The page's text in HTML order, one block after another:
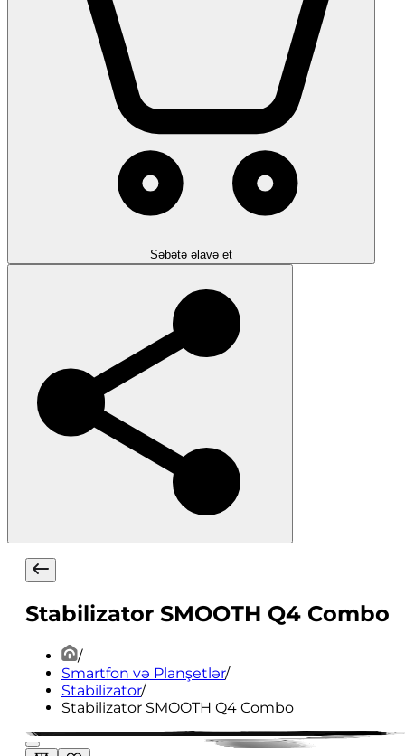
Səbətə əlavə et
Stabilizator SMOOTH Q4 Combo
/
Smartfon və Planşetlər/
Stabilizator/
Stabilizator SMOOTH Q4 Combo